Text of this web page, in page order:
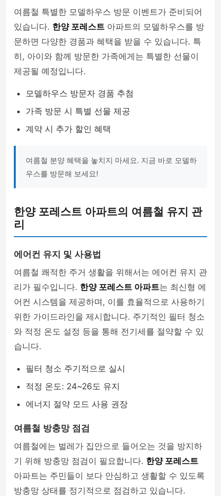
여름철 특별한 모델하우스 방문 이벤트가 준비되어
있습니다. 한양 포레스트 아파트의 모델하우스를 방
문하면 다양한 경품과 혜택을 받을 수 있습니다. 특
히, 아이와 함께 방문한 가족에게는 특별한 선물이
제공될 예정입니다.
모델하우스 방문자 경품 추첨
가족 방문 시 특별 선물 제공
계약 시 추가 할인 혜택
여름철 분양 혜택을 놓치지 마세요. 지금 바로 모델하
우스를 방문해 보세요!
한양 포레스트 아파트의 여름철 유지 관
리
에어컨 유지 및 사용법
여름철 쾌적한 주거 생활을 위해서는 에어컨 유지 관
리가 필수입니다. 한양 포레스트 아파트는 최신형 에
어컨 시스템을 제공하며, 이를 효율적으로 사용하기
위한 가이드라인을 제시합니다. 주기적인 필터 청소
와 적정 온도 설정 등을 통해 전기세를 절약할 수 있
습니다.
필터 청소 주기적으로 실시
적정 온도: 24~26도 유지
에너지 절약 모드 사용 권장
여름철 방충망 점검
여름철에는 벌레가 집안으로 들어오는 것을 방지하
기 위해 방충망 점검이 필요합니다. 한양 포레스트
아파트는 주민들이 보다 안심하고 생활할 수 있도록
방충망 상태를 정기적으로 점검하고 있습니다.